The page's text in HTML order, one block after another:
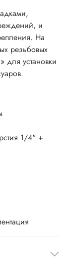
и
На
резьбовых
для установки
1/4" +